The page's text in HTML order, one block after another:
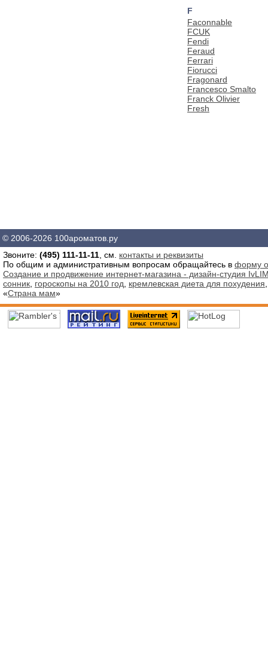
F
Faconnable
FCUK
Fendi
Feraud
Ferrari
Fiorucci
Fragonard
Francesco Smalto
Franck Olivier
Fresh
© 2006-2026 100ароматов.ру
Звоните: (495) 111-11-11 , см. контакты и реквизиты
По общим и административным вопросам обращайтесь в форму
Создание и продвижение интернет-магазина - дизайн-студия
сонник гороскопы на 2010 год кремлевская диета для похудения
«Страна мам»